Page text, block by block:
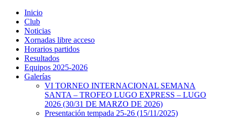
Inicio
Club
Noticias
Xornadas libre acceso
Horarios partidos
Resultados
Equipos 2025-2026
Galerías
VI TORNEO INTERNACIONAL SEMANA
SANTA – TROFEO LUGO EXPRESS – LUGO
2026 (30/31 DE MARZO DE 2026)
Presentación tempada 25-26 (15/11/2025)